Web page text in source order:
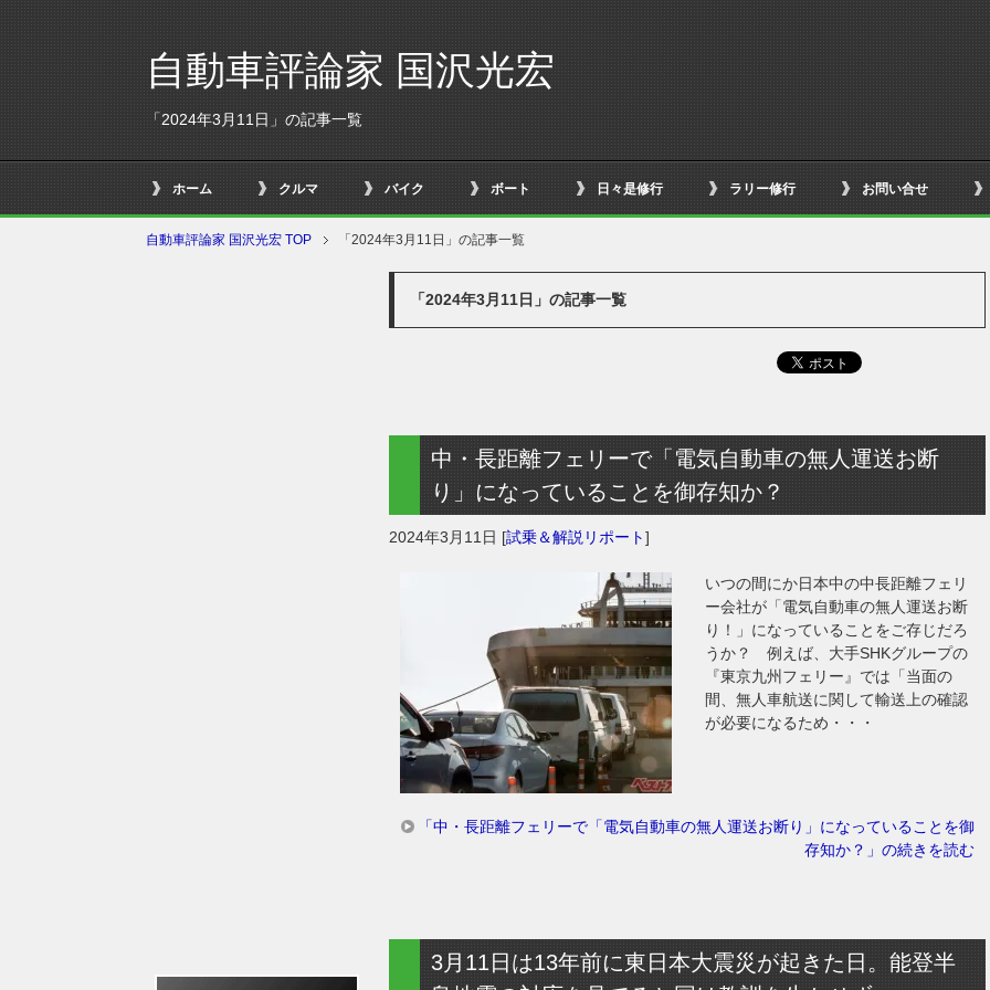
自動車評論家 国沢光宏
「2024年3月11日」の記事一覧
ホーム クルマ バイク ボート 日々是修行 ラリー修行 お問い合せ
自動車評論家 国沢光宏 TOP 「2024年3月11日」の記事一覧
「2024年3月11日」の記事一覧
中・長距離フェリーで「電気自動車の無人運送お断
り」になっていることを御存知か？
2024年3月11日 [試乗＆解説リポート]
いつの間にか日本中の中長距離フェリ
ー会社が「電気自動車の無人運送お断
り！」になっていることをご存じだろ
うか？ 例えば、大手SHKグループの
『東京九州フェリー』では「当面の
間、無人車航送に関して輸送上の確認
が必要になるため・・・
「中・長距離フェリーで「電気自動車の無人運送お断り」になっていることを御
存知か？」の続きを読む
3月11日は13年前に東日本大震災が起きた日。能登半